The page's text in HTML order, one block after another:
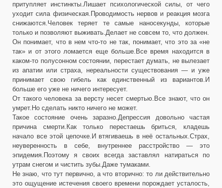
притупляет инстинкты.Лишает психологической силы, от чего
уходит сила физическая.Проводимость нервов и реакция мозга
снижаются.Человек теряет те самые наносекунды, которые
только и позволяют выживать.Делает не совсем то, что должен.
Он понимает, что в нем что-то не так, понимает, что это за «не
так» и от этого ломается еще больше.Все время находится в
каком-то полусонном состоянии, перестает думать, не вылезает
из апатии или страха, нереальности существования — и уже
принимает свою гибель как единственный из вариантов.И
больше его уже не ничего интересует.
От такого человека за версту несет смертью.Все знают, что он
умрет.Но сделать никто ничего не может.
Такое состояние очень заразно.Депрессия довольно частая
причина смерти.Как только перестаешь бриться, кладешь
начало все этой цепочке.И втягиваешь в неё остальных.Страх,
неуверенность в себе, внутреннее расстройство — это
эпидемия.Поэтому я своих всегда заставлял натираться по
утрам снегом и чистить зубы.Даже тумаками.
Не знаю, что тут первично, а что вторично: то ли действительно
это ощущение истечения своего времени порождает усталость,